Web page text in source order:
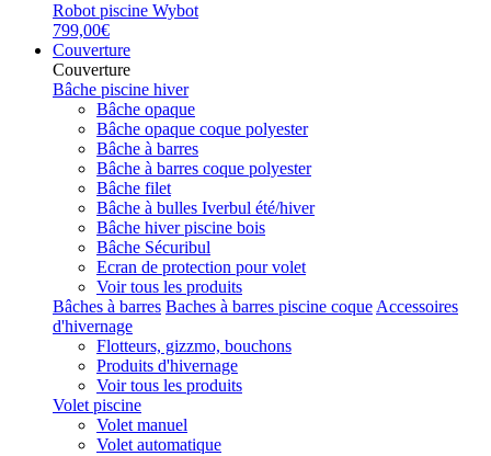
Robot piscine Wybot
799,00€
Couverture
Couverture
Bâche piscine hiver
Bâche opaque
Bâche opaque coque polyester
Bâche à barres
Bâche à barres coque polyester
Bâche filet
Bâche à bulles Iverbul été/hiver
Bâche hiver piscine bois
Bâche Sécuribul
Ecran de protection pour volet
Voir tous les produits
Bâches à barres Baches à barres piscine coque Accessoires
d'hivernage
Flotteurs, gizzmo, bouchons
Produits d'hivernage
Voir tous les produits
Volet piscine
Volet manuel
Volet automatique